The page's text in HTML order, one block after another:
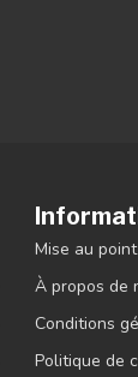
Mise au
À propos de
Conditions
Politique de